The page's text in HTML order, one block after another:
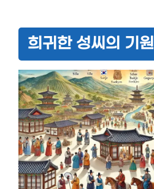
희귀한 성씨의 기원